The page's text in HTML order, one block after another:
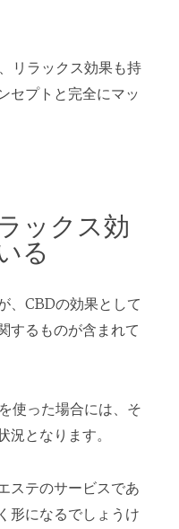
リラックス効果も持
セプトと完全にマッ
ックス効
る
、CBDの効果として
するものが含まれて
使った場合には、そ
となります。
ステのサービスであ
形になるでしょうけ